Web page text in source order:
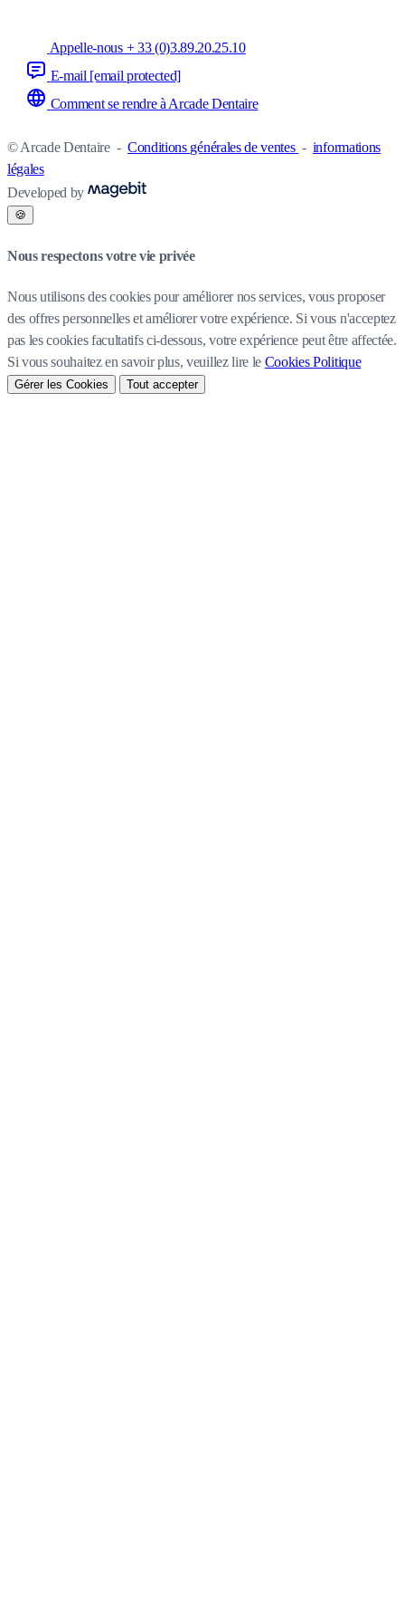
Appelle-nous + 33 (0)3.89.20.25.10
E-mail [email protected]
Comment se rendre à Arcade Dentaire
© Arcade Dentaire - Conditions générales de ventes - informations
légales
Developed by
🍪
Nous respectons votre vie privée
Nous utilisons des cookies pour améliorer nos services, vous proposer
des offres personnelles et améliorer votre expérience. Si vous n'acceptez
pas les cookies facultatifs ci-dessous, votre expérience peut être affectée.
Si vous souhaitez en savoir plus, veuillez lire le Cookies Politique
Gérer les Cookies Tout accepter